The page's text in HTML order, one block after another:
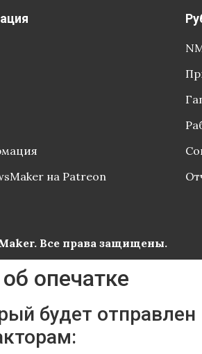
на Patreon
Все права защищены.
опечатке
будет отправлен